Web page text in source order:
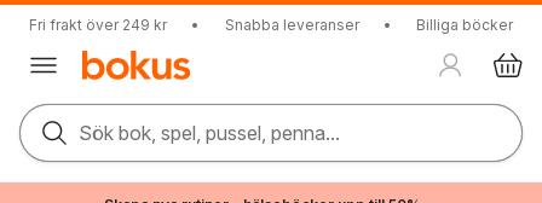
Fri frakt över 249 kr • Snabba leveranser • Billiga böcker
Sök bok, spel, pussel, penna...